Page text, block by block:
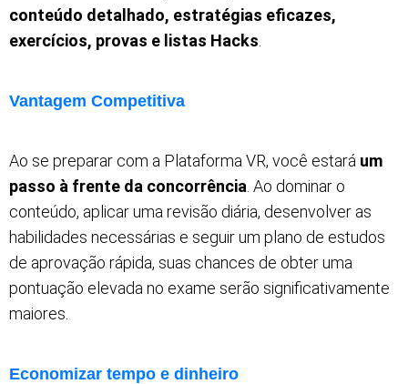
conteúdo detalhado, estratégias eficazes,
exercícios, provas e listas Hacks
Vantagem Competitiva
Ao se preparar com a Plataforma VR, você estará um
passo à frente da concorrência . Ao dominar o
conteúdo, aplicar uma revisão diária, desenvolver as
habilidades necessárias e seguir um plano de estudos
de aprovação rápida, suas chances de obter uma
pontuação elevada no exame serão significativamente
maiores.
Economizar tempo e dinheiro